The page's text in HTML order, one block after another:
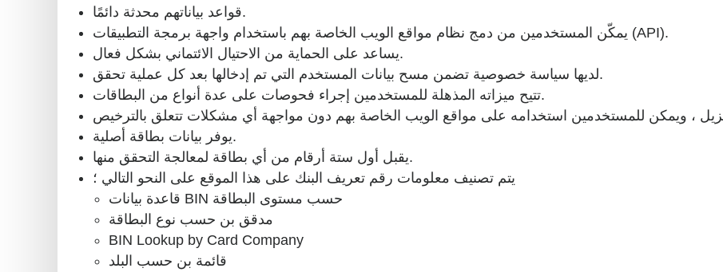
قواعد بياناتهم محدثة دائمًا.
يمكّن المستخدمين من دمج نظام مواقع الويب الخاصة بهم باستخدام واجهة برمجة التطبيقات (API).
يساعد على الحماية من الاحتيال الائتماني بشكل فعال.
لديها سياسة خصوصية تضمن مسح بيانات المستخدم التي تم إدخالها بعد كل عملية تحقق.
تتيح ميزاته المذهلة للمستخدمين إجراء فحوصات على عدة أنواع من البطاقات.
يوفر بيانات بطاقة أصلية.
يقبل أول ستة أرقام من أي بطاقة لمعالجة التحقق منها.
يتم تصنيف معلومات رقم تعريف البنك على هذا الموقع على النحو التالي ؛
قاعدة بيانات BIN حسب مستوى البطاقة
مدقق بن حسب نوع البطاقة
BIN Lookup by Card Company
قائمة بن حسب البلد